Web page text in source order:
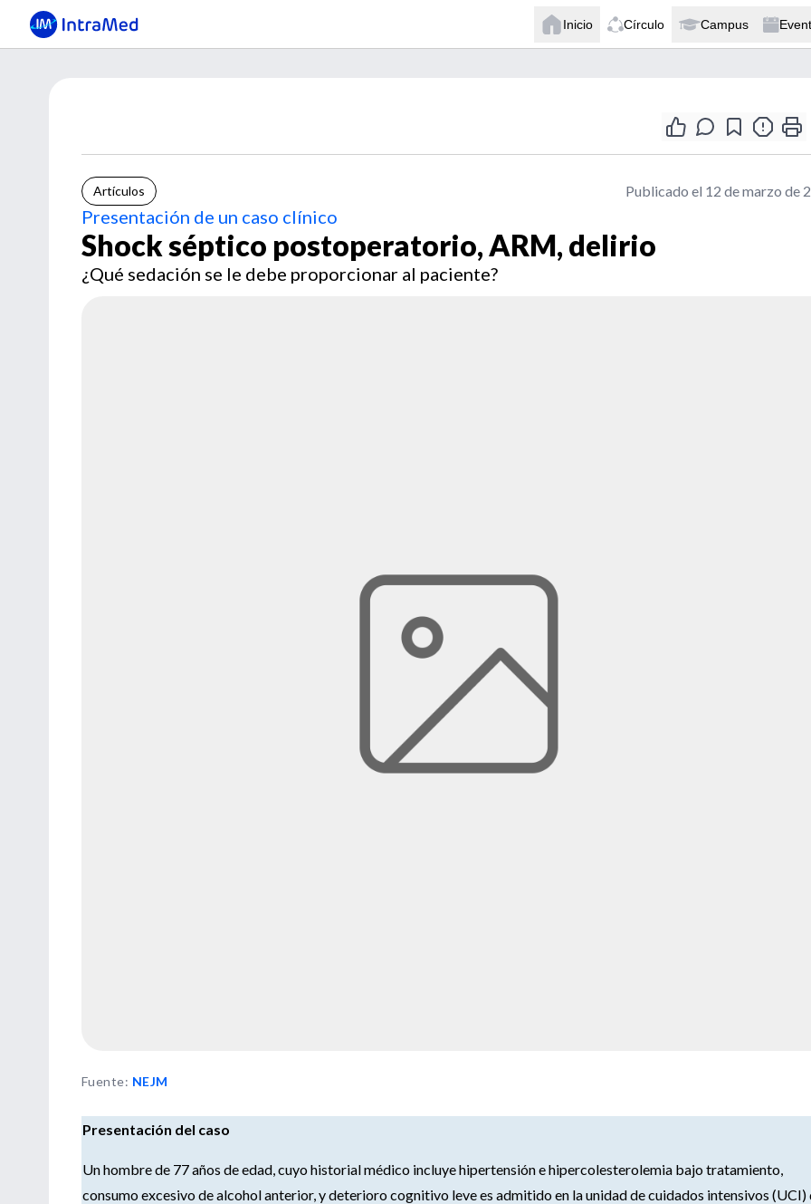
Inicio Círculo Campus
Artículos Publicado el 12 de marzo de
Presentación de un caso clínico
Shock séptico postoperatorio, ARM, delirio
¿Qué sedación se le debe proporcionar al paciente?
Fuente: NEJM
Presentación del caso
Un hombre de 77 años de edad, cuyo historial médico incluye hipertensión e hipercolesterolemia bajo tratamiento,
consumo excesivo de alcohol anterior, y deterioro cognitivo leve es admitido en la unidad de cuidados intensivos (UCI)